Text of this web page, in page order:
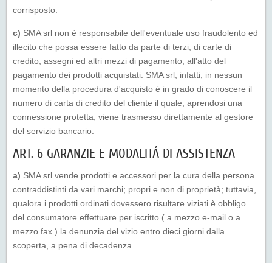
corrisposto.
c) SMA srl non è responsabile dell'eventuale uso fraudolento ed
illecito che possa essere fatto da parte di terzi, di carte di
credito, assegni ed altri mezzi di pagamento, all'atto del
pagamento dei prodotti acquistati. SMA srl, infatti, in nessun
momento della procedura d'acquisto è in grado di conoscere il
numero di carta di credito del cliente il quale, aprendosi una
connessione protetta, viene trasmesso direttamente al gestore
del servizio bancario.
ART. 6 GARANZIE E MODALITÁ DI ASSISTENZA
a) SMA srl vende prodotti e accessori per la cura della persona
contraddistinti da vari marchi; propri e non di proprietà; tuttavia,
qualora i prodotti ordinati dovessero risultare viziati è obbligo
del consumatore effettuare per iscritto ( a mezzo e-mail o a
mezzo fax ) la denunzia del vizio entro dieci giorni dalla
scoperta, a pena di decadenza.